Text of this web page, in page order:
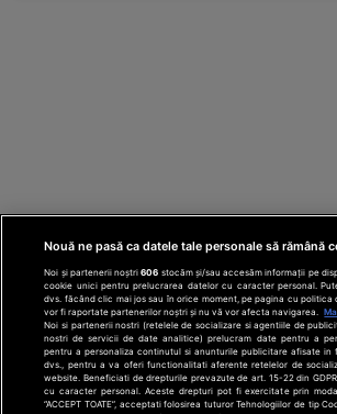
Din rețeaua Adevărul
Click.roClickPoftaBuna.ro
ClickPentruFemei.ro
OkMagazine.roHistoria.ro
Nouă ne pasă ca datele tale personale să rămână
Noi și partenerii noștri606 stocăm și/sau accesăm informații pe
cookie unici pentru prelucrarea datelor cu caracter personal.
dvs. făcând clic mai jos sau în orice moment, pe pagina cu
vor fi raportate partenerilor noștri și nu vă vor afecta navigarea.
Noi si partenerii nostri (retelele de socializare si agentiile de
nostri de servicii de date analitice) prelucram date pentru a
pentru a personaliza continutul si anunturile publicitare afisate in
dvs., pentru a va oferi functionalitati aferente retelelor de
website. Beneficiati de drepturile prevazute de art. 15-22 din
cu caracter personal. Aceste drepturi pot fi exercitate prin
“ACCEPT TOATE”, acceptati folosirea tuturor Tehnologiilor de tip